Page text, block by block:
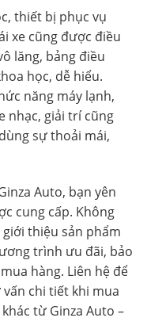
thiết bị phục vụ
xe cũng được điều
lăng, bảng điều
học, dễ hiểu.
năng máy lạnh,
nhạc, giải trí cũng
sự thoải mái,
Auto, bạn yên
cung cấp. Không
thiệu sản phẩm
trình ưu đãi, bảo
hàng. Liên hệ để
chi tiết khi mua
từ Ginza Auto –